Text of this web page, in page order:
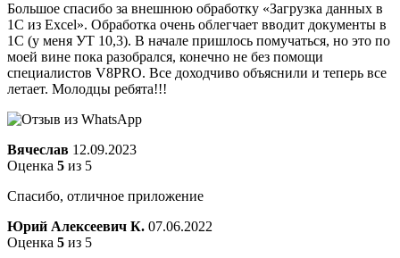
Большое спасибо за внешнюю обработку «Загрузка данных в
1С из Excel». Обработка очень облегчает вводит документы в
1С (у меня УТ 10,3). В начале пришлось помучаться, но это по
моей вине пока разобрался, конечно не без помощи
специалистов V8PRO. Все доходчиво объяснили и теперь все
летает. Молодцы ребята!!!
Вячеслав 12.09.2023
Оценка 5 из 5
Спасибо, отличное приложение
Юрий Алексеевич К. 07.06.2022
Оценка 5 из 5